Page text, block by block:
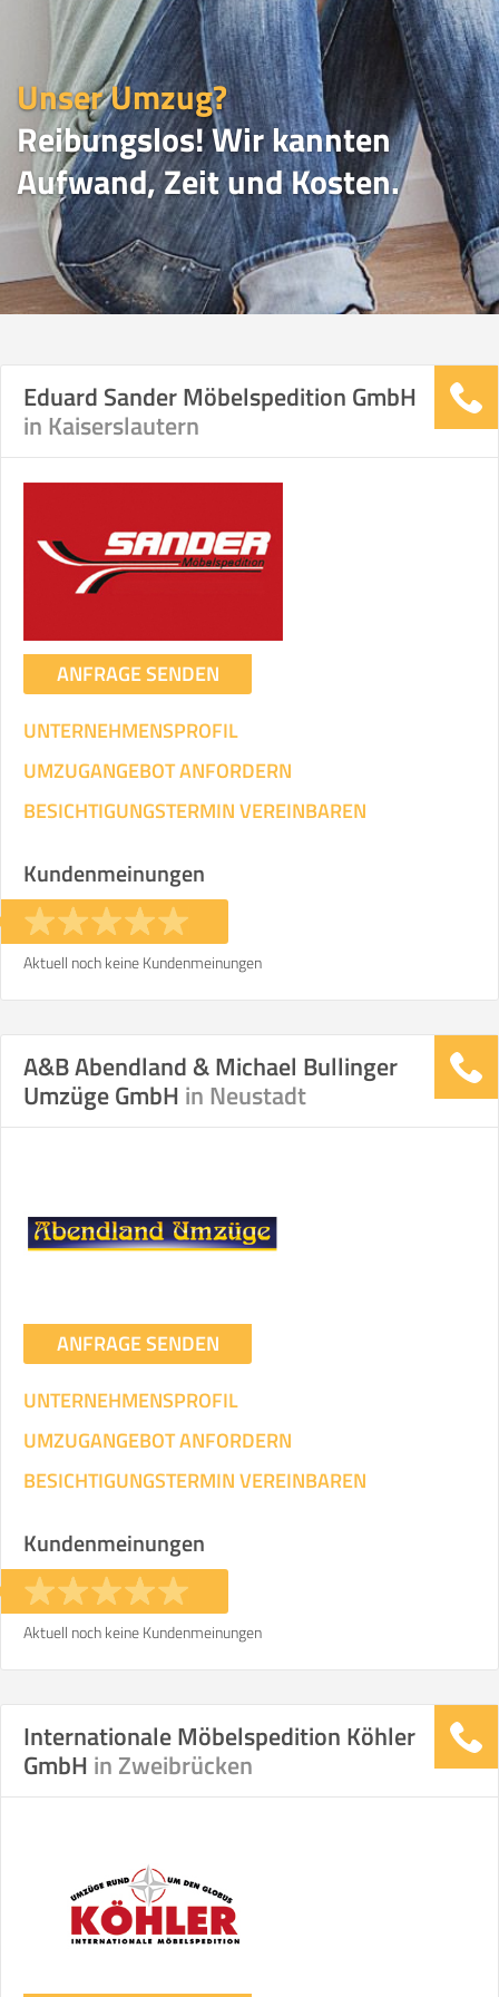
Unser Umzug?
Reibungslos! Wir kannten
Aufwand, Zeit und Kosten.
UMZUGSVERGLEICH
Vergleichsergebnis basierend auf Ihren
Transportieren
Ihre Angaben:
am
Wohnfläche:m² Entfernung:
Gewicht: kg
Stunden Stunden
KOSTENSCHÄTZUNG: € -€
Mitarbeiter Zeit pro Mitarbeiter
KOSTENSCHÄTZUNG:
ICH MÖCHTE ANGEBOTE ANFORDERN
SO ERRECHNET SICH DIE KOSTENSCHÄTZUNG
Eduard Sander Möbelspedition GmbH
in Kaiserslautern
ANFRAGE SENDEN
UNTERNEHMENSPROFIL
UMZUGANGEBOT ANFORDERN
BESICHTIGUNGSTERMIN VEREINBAREN
Kundenmeinungen
Aktuell noch keine Kundenmeinungen
A&B Abendland & Michael Bullinger
Umzüge GmbH in Neustadt
ANFRAGE SENDEN
UNTERNEHMENSPROFIL
UMZUGANGEBOT ANFORDERN
BESICHTIGUNGSTERMIN VEREINBAREN
Kundenmeinungen
Aktuell noch keine Kundenmeinungen
Internationale Möbelspedition Köhler
GmbH in Zweibrücken